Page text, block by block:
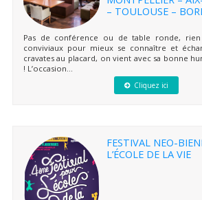
– TOULOUSE –
Pas de conférence ou de table ronde, rien
conviviaux pour mieux se connaître et
cravates au placard, on vient avec sa bonne
! L’occasion...
Cliquez ici
FESTIVAL NEO-
L’ÉCOLE DE LA VIE